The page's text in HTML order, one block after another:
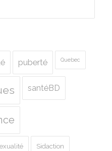
puberté Quebec
santéBD
Sidaction